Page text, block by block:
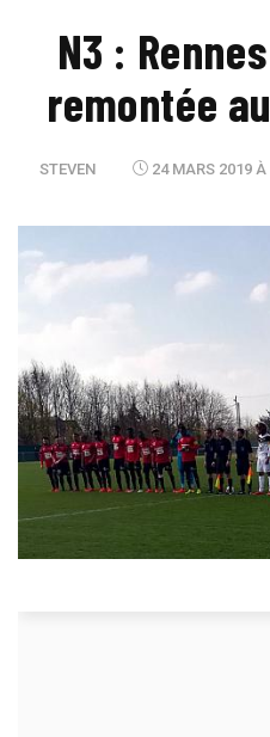
N3 :
remontée
STEVEN 24 MARS 2019 À